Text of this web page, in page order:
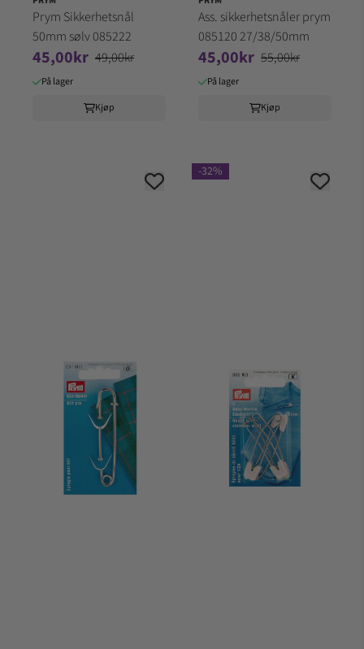
Prym Sikkerhetsnål
50mm sølv 085222
45,00kr 49,00kr
På lager
Kjøp
Ass. sikkerhetsnåler prym
085120 27/38/50mm
45,00kr 55,00kr
På lager
Kjøp
-32%